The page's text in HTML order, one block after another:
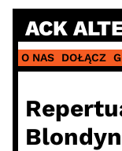
ACK
O NAS DOŁĄCZ